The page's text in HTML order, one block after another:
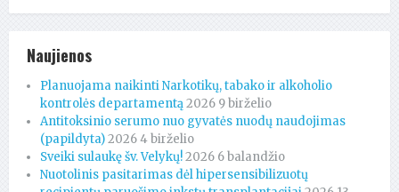
Naujienos
Planuojama naikinti Narkotikų, tabako ir alkoholio
kontrolės departamentą2026 9 birželio
Antitoksinio serumo nuo gyvatės nuodų naudojimas
(papildyta)2026 4 birželio
Sveiki sulaukę šv. Velykų!2026 6 balandžio
Nuotolinis pasitarimas dėl hipersensibilizuotų